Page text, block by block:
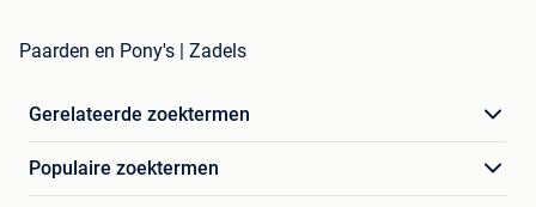
Paarden en Pony's | Zadels
Gerelateerde zoektermen
Populaire zoektermen